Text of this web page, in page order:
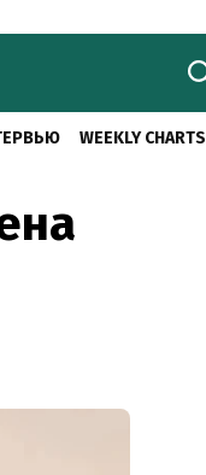
WEEKLY CHARTS